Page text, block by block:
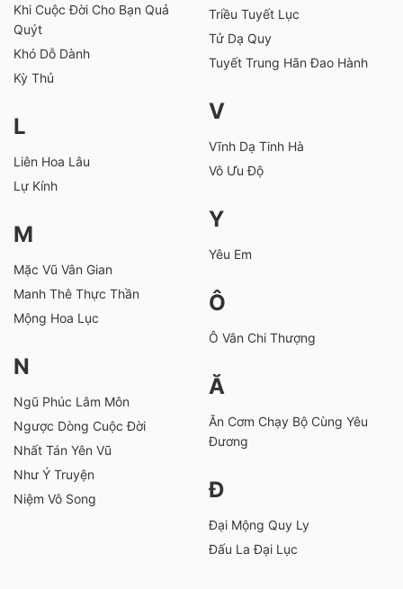
Khi Cuộc Đời Cho Bạn Quả
Quýt
Khó Dỗ Dành
Kỳ Thủ
L
Liên Hoa Lâu
Lự Kính
M
Mặc Vũ Vân Gian
Manh Thê Thực Thần
Mộng Hoa Lục
N
Ngũ Phúc Lâm Môn
Ngược Dòng Cuộc Đời
Nhất Tán Yên Vũ
Như Ý Truyện
Niệm Vô Song
Triều Tuyết Lục
Tử Dạ Quy
Tuyết Trung Hãn Đao Hành
V
Vĩnh Dạ Tinh Hà
Vô Ưu Độ
Y
Yêu Em
Ô
Ô Vân Chi Thượng
Ă
Ăn Cơm Chạy Bộ Cùng Yêu
Đương
Đ
Đại Mộng Quy Ly
Đấu La Đại Lục